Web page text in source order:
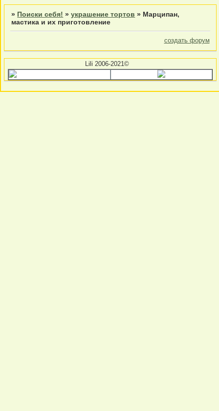
» Поиски себя! »украшение тортов » Марципан,
мастика и их приготовление
создать форум
Lili 2006-2021©